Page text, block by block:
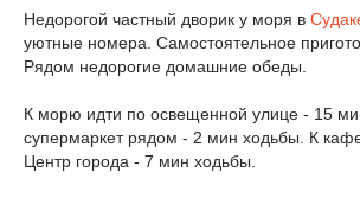
Недорогой частный дворик у моря в
уютные номера. Самостоятельное
Рядом недорогие домашние обеды.
К морю идти по освещенной улице - 15
супермаркет рядом - 2 мин ходьбы. К
Центр города - 7 мин ходьбы.